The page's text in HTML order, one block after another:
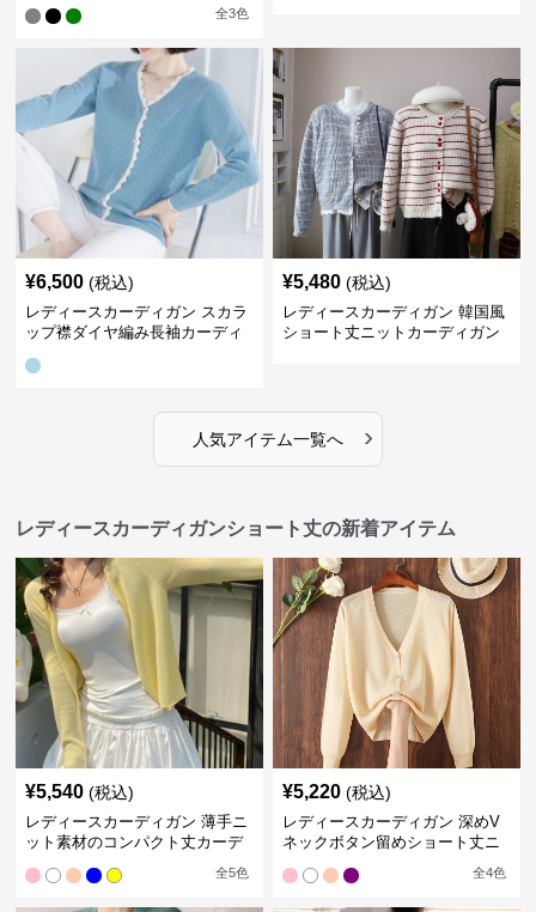
全3色
¥6,500 (税込)
レディースカーディガン スカラ
ップ襟ダイヤ編み長袖カーディ
¥5,480 (税込)
レディースカーディガン 韓国風
ショート丈ニットカーディガン
人気アイテム一覧へ ›
レディースカーディガンショート丈の新着アイテム
¥5,540 (税込)
レディースカーディガン 薄手ニ
ット素材のコンパクト丈カーデ
全5色
¥5,220 (税込)
レディースカーディガン 深めV
ネックボタン留めショート丈ニ
全4色